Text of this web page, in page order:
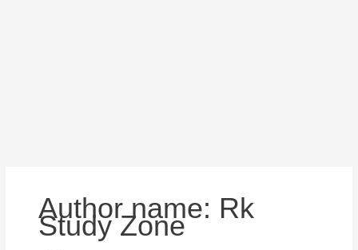
Author name: Rk
Study Zone